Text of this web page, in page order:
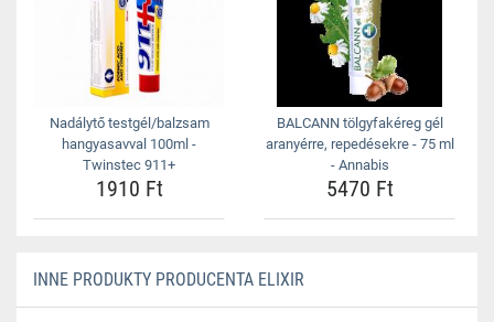
Nadálytő testgél/balzsam
hangyasavval 100ml -
Twinstec 911+
1910 Ft
BALCANN tölgyfakéreg gél
aranyérre, repedésekre - 75 ml
- Annabis
5470 Ft
INNE PRODUKTY PRODUCENTA ELIXIR